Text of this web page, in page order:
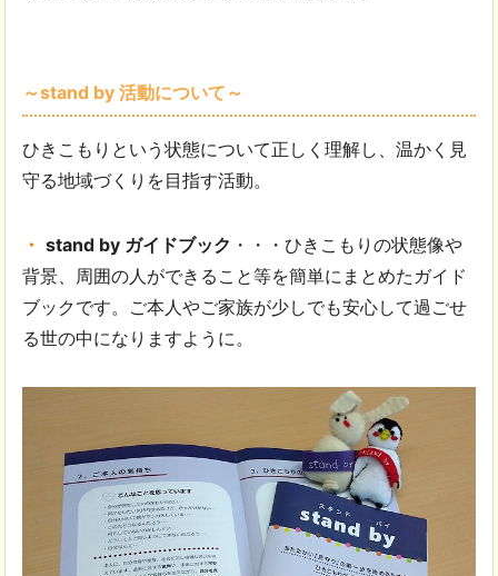
～stand by 活動について～
ひきこもりという状態について正しく理解し、温かく見
守る地域づくりを目指す活動。
stand by ガイドブック ・・・ひきこもりの状態像や
背景、周囲の人ができること等を簡単にまとめたガイド
ブックです。ご本人やご家族が少しでも安心して過ごせ
る世の中になりますように。